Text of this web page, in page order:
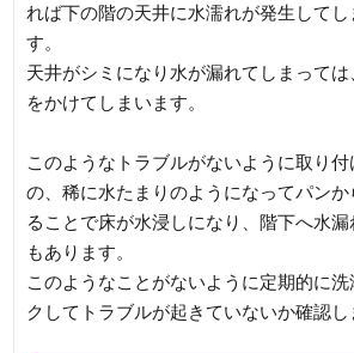
れば下の階の天井に水濡れが発生してし
す。
天井がシミになり水が漏れてしまって
をかけてしまいます。
このようなトラブルがないように取り
の、稀に水たまりのようになってパンか
ることで床が水浸しになり、階下へ水漏
もあります。
このようなことがないように定期的に
クしてトラブルが起きていないか確認し